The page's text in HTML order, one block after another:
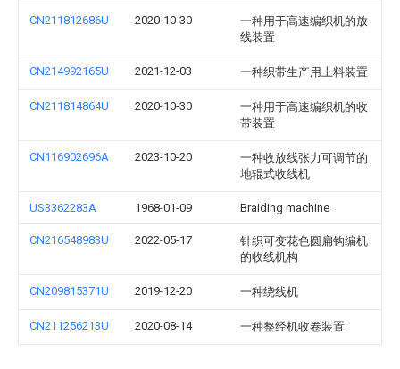
CN211812686U 2020-10-30
一种用于高速编织机的放
线装置
CN214992165U 2021-12-03 一种织带生产用上料装置
CN211814864U 2020-10-30
一种用于高速编织机的收
带装置
CN116902696A 2023-10-20
一种收放线张力可调节的
地辊式收线机
US3362283A 1968-01-09 Braiding machine
CN216548983U 2022-05-17
针织可变花色圆扁钩编机
的收线机构
CN209815371U 2019-12-20 一种绕线机
CN211256213U 2020-08-14 一种整经机收卷装置